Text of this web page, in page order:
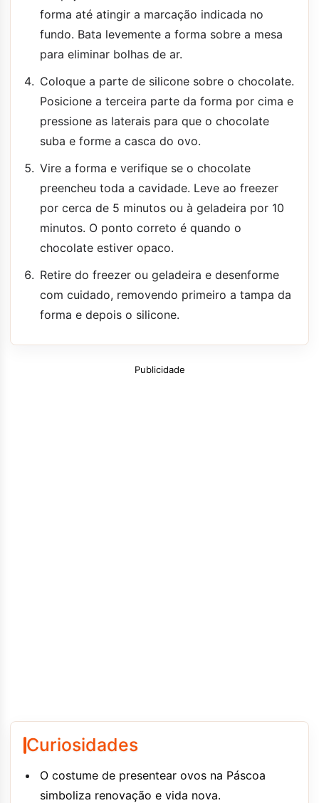
forma até atingir a marcação indicada no
fundo. Bata levemente a forma sobre a mesa
para eliminar bolhas de ar.
Coloque a parte de silicone sobre o chocolate.
Posicione a terceira parte da forma por cima e
pressione as laterais para que o chocolate
suba e forme a casca do ovo.
Vire a forma e verifique se o chocolate
preencheu toda a cavidade. Leve ao freezer
por cerca de 5 minutos ou à geladeira por 10
minutos. O ponto correto é quando o
chocolate estiver opaco.
Retire do freezer ou geladeira e desenforme
com cuidado, removendo primeiro a tampa da
forma e depois o silicone.
Publicidade
Curiosidades
O costume de presentear ovos na Páscoa
simboliza renovação e vida nova.